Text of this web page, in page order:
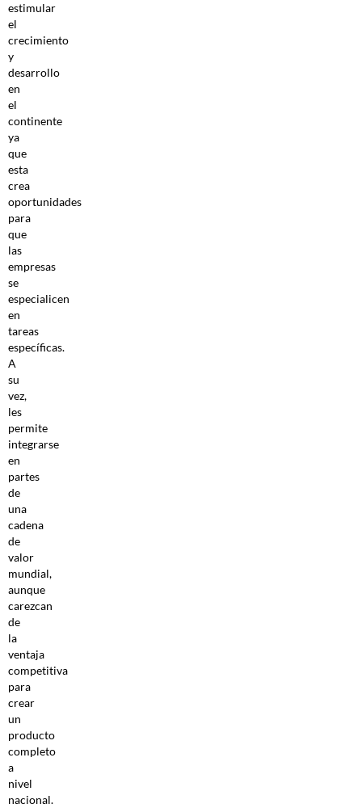
estimular
el
crecimiento
y
desarrollo
en
el
continente
ya
que
esta
crea
oportunidades
para
que
las
empresas
se
especialicen
en
tareas
específicas.
A
su
vez,
les
permite
integrarse
en
partes
de
una
cadena
de
valor
mundial,
aunque
carezcan
de
la
ventaja
competitiva
para
crear
un
producto
completo
a
nivel
nacional.